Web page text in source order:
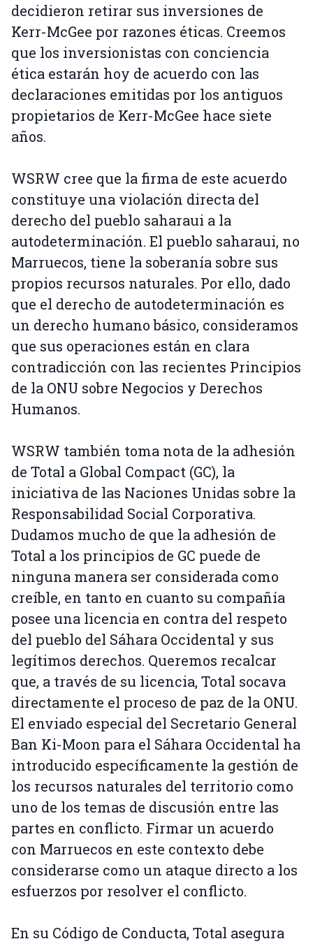
decidieron retirar sus inversiones de
Kerr-McGee por razones éticas. Creemos
que los inversionistas con conciencia
ética estarán hoy de acuerdo con las
declaraciones emitidas por los antiguos
propietarios de Kerr-McGee hace siete
años.
WSRW cree que la firma de este acuerdo
constituye una violación directa del
derecho del pueblo saharaui a la
autodeterminación. El pueblo saharaui, no
Marruecos, tiene la soberanía sobre sus
propios recursos naturales. Por ello, dado
que el derecho de autodeterminación es
un derecho humano básico, consideramos
que sus operaciones están en clara
contradicción con las recientes Principios
de la ONU sobre Negocios y Derechos
Humanos.
WSRW también toma nota de la adhesión
de Total a Global Compact (GC), la
iniciativa de las Naciones Unidas sobre la
Responsabilidad Social Corporativa.
Dudamos mucho de que la adhesión de
Total a los principios de GC puede de
ninguna manera ser considerada como
creíble, en tanto en cuanto su compañía
posee una licencia en contra del respeto
del pueblo del Sáhara Occidental y sus
legítimos derechos. Queremos recalcar
que, a través de su licencia, Total socava
directamente el proceso de paz de la ONU.
El enviado especial del Secretario General
Ban Ki-Moon para el Sáhara Occidental ha
introducido específicamente la gestión de
los recursos naturales del territorio como
uno de los temas de discusión entre las
partes en conflicto. Firmar un acuerdo
con Marruecos en este contexto debe
considerarse como un ataque directo a los
esfuerzos por resolver el conflicto.
En su Código de Conducta, Total asegura